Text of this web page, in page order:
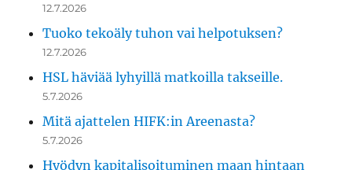
12.7.2026
Tuoko tekoäly tuhon vai helpotuksen?
12.7.2026
HSL häviää lyhyillä matkoilla takseille.
5.7.2026
Mitä ajattelen HIFK:in Areenasta?
5.7.2026
Hyödyn kapitalisoituminen maan hintaan